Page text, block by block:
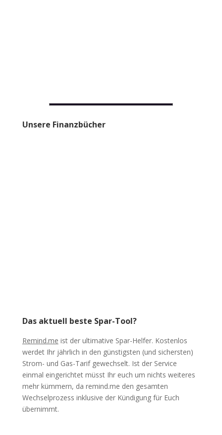
Unsere Finanzbücher
Das aktuell beste Spar-Tool?
Remind.me ist der ultimative Spar-Helfer. Kostenlos
werdet Ihr jährlich in den günstigsten (und sichersten)
Strom- und Gas-Tarif gewechselt. Ist der Service
einmal eingerichtet müsst Ihr euch um nichts weiteres
mehr kümmern, da remind.me den gesamten
Wechselprozess inklusive der Kündigung für Euch
übernimmt.